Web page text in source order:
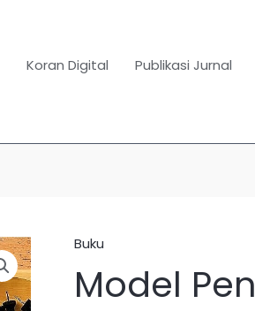
Koran Digital Publikasi Jurnal
Buku
Model
Kuantitas
Model
Pengembangan